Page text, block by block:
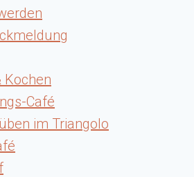
Kochen
Café
im Triangolo